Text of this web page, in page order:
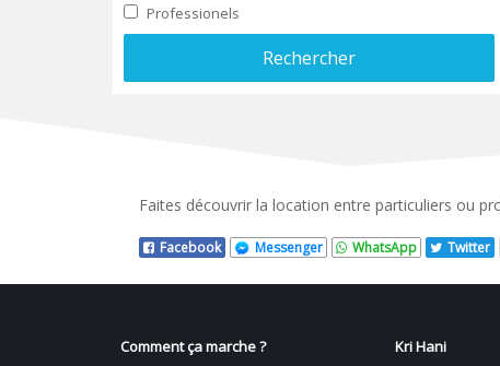
Professionels
Rechercher
Faites découvrir la location entre particuliers ou
Facebook Messenger WhatsApp Twitter
Comment ça marche ? Kri Hani